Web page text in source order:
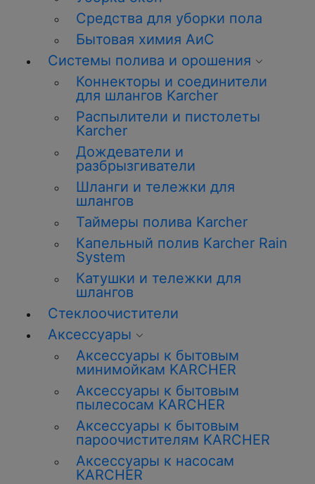
Средства для уборки пола
Бытовая химия АиС
Системы полива и орошения
Коннекторы и соединители
для шлангов Karcher
Распылители и пистолеты
Karcher
Дождеватели и
разбрызгиватели
Шланги и тележки для
шлангов
Таймеры полива Karcher
Капельный полив Karcher Rain
System
Катушки и тележки для
шлангов
Стеклоочистители
Аксессуары
Аксессуары к бытовым
минимойкам KARCHER
Аксессуары к бытовым
пылесосам KARCHER
Аксессуары к бытовым
пароочистителям KARCHER
Аксессуары к насосам
KARCHER